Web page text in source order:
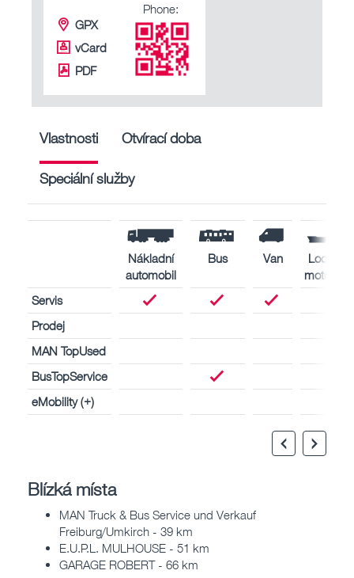
GPX
vCard
PDF
Phone:
Vlastnosti Otvírací doba
Speciální služby
Nákladní
automobil
Bus Van
Lodní
motory
Servis
Prodej
MAN TopUsed
BusTopService
eMobility (+)
Blízká místa
MAN Truck & Bus Service und Verkauf
Freiburg/Umkirch - 39 km
E.U.P.L. MULHOUSE - 51 km
GARAGE ROBERT - 66 km